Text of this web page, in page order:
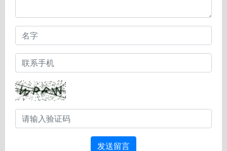
发送留言